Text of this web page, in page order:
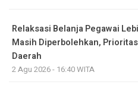
Relaksasi Belanja Pegawai
Masih Diperbolehkan,
Daerah
2 Agu 2026 - 16:40 WITA